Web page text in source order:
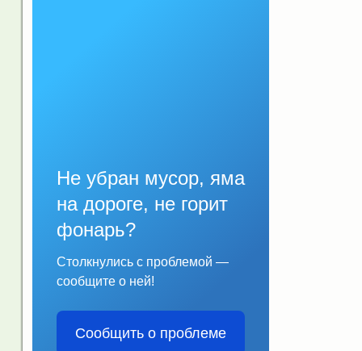
Не убран мусор, яма
на дороге, не горит
фонарь?
Столкнулись с проблемой —
сообщите о ней!
Сообщить о проблеме